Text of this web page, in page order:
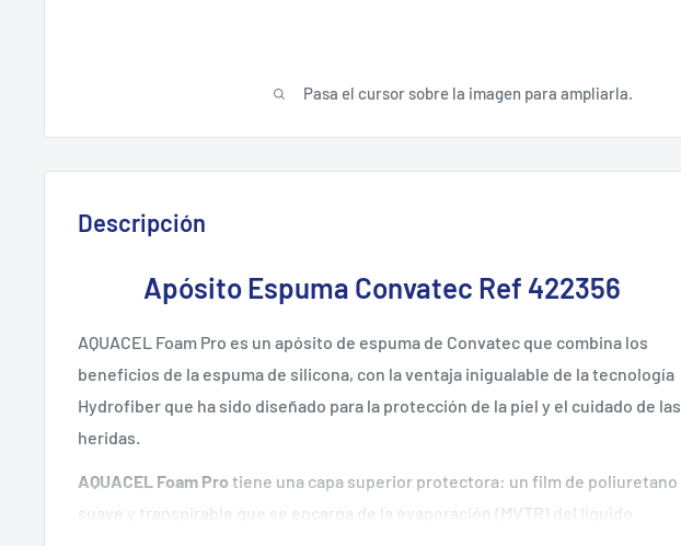
Pasa el cursor sobre la imagen para ampliarla.
Descripción
Apósito Espuma Convatec Ref 422356
AQUACEL Foam Pro es un apósito de espuma de Convatec que combina los
beneficios de la espuma de silicona, con la ventaja inigualable de la tecnología
Hydrofiber que ha sido diseñado para la protección de la piel y el cuidado de las
heridas.
AQUACEL Foam Pro tiene una capa superior protectora: un film de poliuretano
suave y transpirable que se encarga de la evaporación (MVTR) del líquido